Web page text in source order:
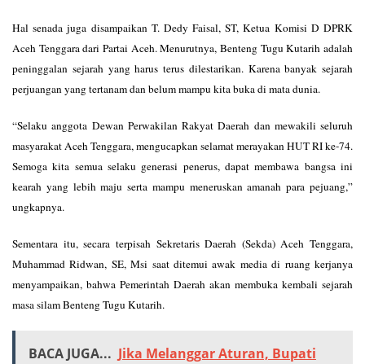
Hal senada juga disampaikan T. Dedy Faisal, ST, Ketua Komisi D DPRK
Aceh Tenggara dari Partai Aceh. Menurutnya, Benteng Tugu Kutarih adalah
peninggalan sejarah yang harus terus dilestarikan. Karena banyak sejarah
perjuangan yang tertanam dan belum mampu kita buka di mata dunia.
“Selaku anggota Dewan Perwakilan Rakyat Daerah dan mewakili seluruh
masyarakat Aceh Tenggara, mengucapkan selamat merayakan HUT RI ke-74.
Semoga kita semua selaku generasi penerus, dapat membawa bangsa ini
kearah yang lebih maju serta mampu meneruskan amanah para pejuang,”
ungkapnya.
Sementara itu, secara terpisah Sekretaris Daerah (Sekda) Aceh Tenggara,
Muhammad Ridwan, SE, Msi saat ditemui awak media di ruang kerjanya
menyampaikan, bahwa Pemerintah Daerah akan membuka kembali sejarah
masa silam Benteng Tugu Kutarih.
BACA JUGA... Jika Melanggar Aturan, Bupati